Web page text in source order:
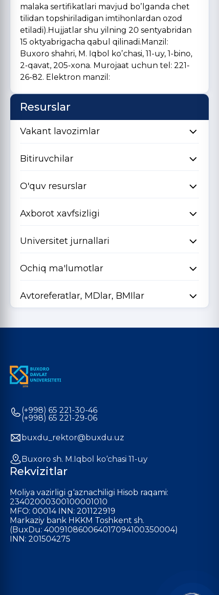
malaka sertifikatlari mavjud boʼlganda chet
tilidan topshiriladigan imtihonlardan ozod
etiladi).Hujjatlar shu yilning 20 sentyabridan
15 oktyabrigacha qabul qilinadi.Manzil:
Buxoro shahri, M. Iqbol koʼchasi, 11-uy, 1-bino,
2-qavat, 205-xona. Murojaat uchun tel: 221-
26-82. Elektron manzil:
Resurslar
Vakant lavozimlar
Bitiruvchilar
O'quv resurslar
Axborot xavfsizligi
Universitet jurnallari
Ochiq ma'lumotlar
Avtoreferatlar, MDlar, BMIlar
(+998) 65 221-30-46
(+998) 65 221-29-06
buxdu_rektor@buxdu.uz
Buxoro sh. M.Iqbol ko‘chasi 11-uy
Rekvizitlar
Moliya vazirligi g‘aznachiligi Hisob raqami:
23402000300100001010
MFO: 00014 INN: 201122919
Markaziy bank HKKM Toshkent sh.
(BuxDu: 400910860064017094100350004)
INN: 201504275